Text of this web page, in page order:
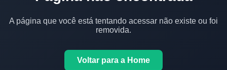
A página que você está tentando acessar não existe ou foi
removida.
Voltar para a Home